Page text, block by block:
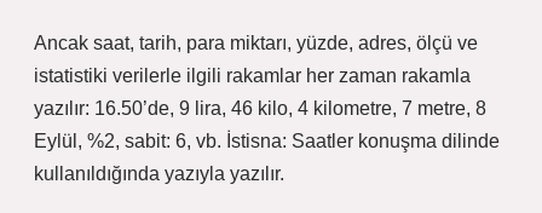
Ancak saat, tarih, para miktarı, yüzde, adres, ölçü ve
istatistiki verilerle ilgili rakamlar her zaman rakamla
yazılır: 16.50’de, 9 lira, 46 kilo, 4 kilometre, 7 metre, 8
Eylül, %2, sabit: 6, vb. İstisna: Saatler konuşma dilinde
kullanıldığında yazıyla yazılır.